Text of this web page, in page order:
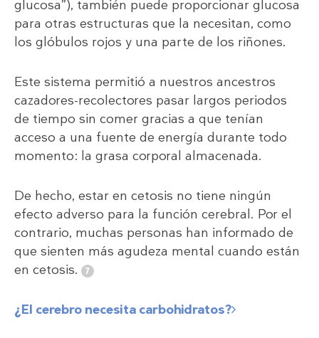
glucosa”), también puede proporcionar glucosa
para otras estructuras que la necesitan, como
los glóbulos rojos y una parte de los riñones.
Este sistema permitió a nuestros ancestros
cazadores-recolectores pasar largos periodos
de tiempo sin comer gracias a que tenían
acceso a una fuente de energía durante todo
momento: la grasa corporal almacenada.
De hecho, estar en cetosis no tiene ningún
efecto adverso para la función cerebral. Por el
contrario, muchas personas han informado de
que sienten más agudeza mental cuando están
en cetosis.
¿El cerebro necesita carbohidratos?